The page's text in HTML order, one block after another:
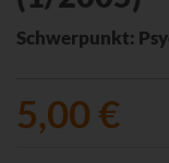
Schwerpunkt:
5,00 €